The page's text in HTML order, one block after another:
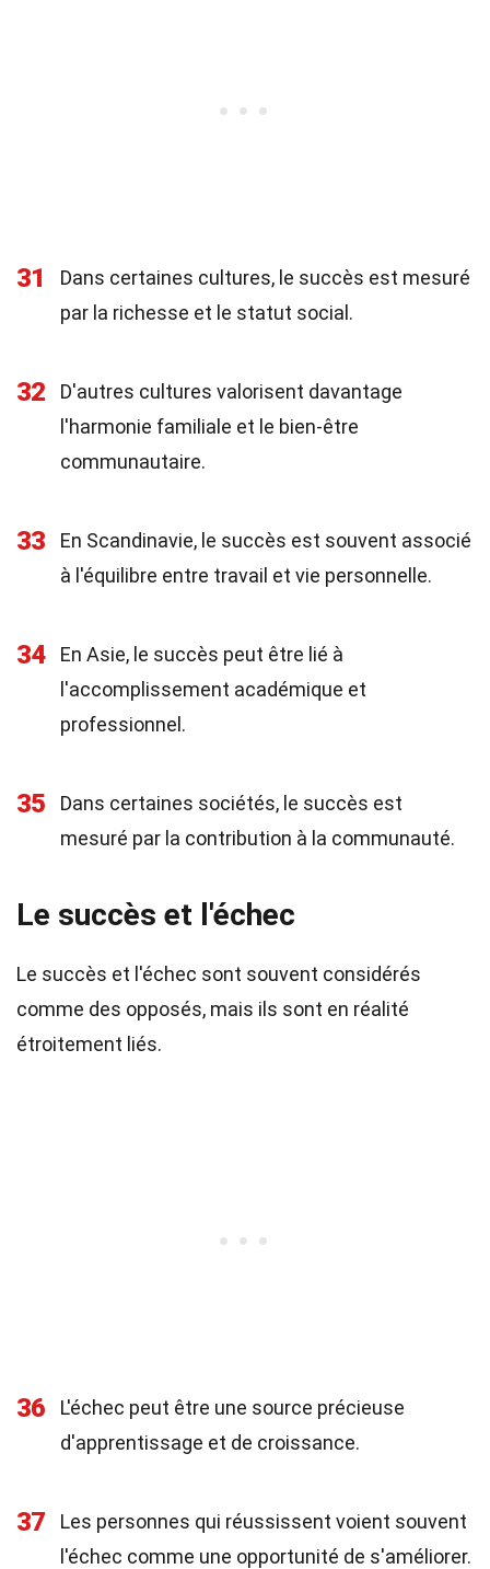
31
Dans certaines cultures, le succès est mesuré
par la richesse et le statut social.
32
D'autres cultures valorisent davantage
l'harmonie familiale et le bien-être
communautaire.
33
En Scandinavie, le succès est souvent associé
à l'équilibre entre travail et vie personnelle.
34
En Asie, le succès peut être lié à
l'accomplissement académique et
professionnel.
35
Dans certaines sociétés, le succès est
mesuré par la contribution à la communauté.
Le succès et l'échec
Le succès et l'échec sont souvent considérés
comme des opposés, mais ils sont en réalité
étroitement liés.
36
L'échec peut être une source précieuse
d'apprentissage et de croissance.
37
Les personnes qui réussissent voient souvent
l'échec comme une opportunité de s'améliorer.